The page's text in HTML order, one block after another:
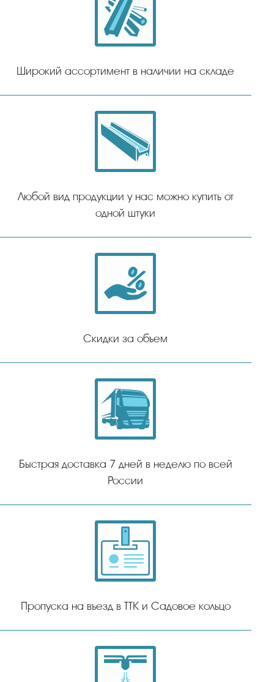
Широкий ассортимент в наличии на складе
Любой вид продукции у нас можно купить от
одной штуки
Скидки за объем
Быстрая доставка 7 дней в неделю по всей
России
Пропуска на въезд в ТТК и Садовое кольцо